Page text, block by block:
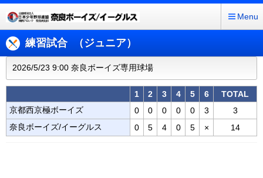
Menu
練習試合 （ジュニア）
2026/5/23 9:00 奈良ボーイズ専用球場
1 2 3 4 5 6
TOTAL
京都西京極ボーイズ
0 0 0 0 0 3
3
奈良ボーイズ/イーグルス
0 5 4 0 5 × 14